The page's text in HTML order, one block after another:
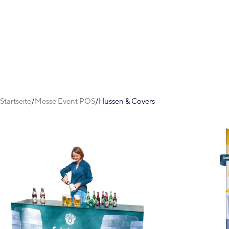
Startseite Messe Event POS Hussen & Covers